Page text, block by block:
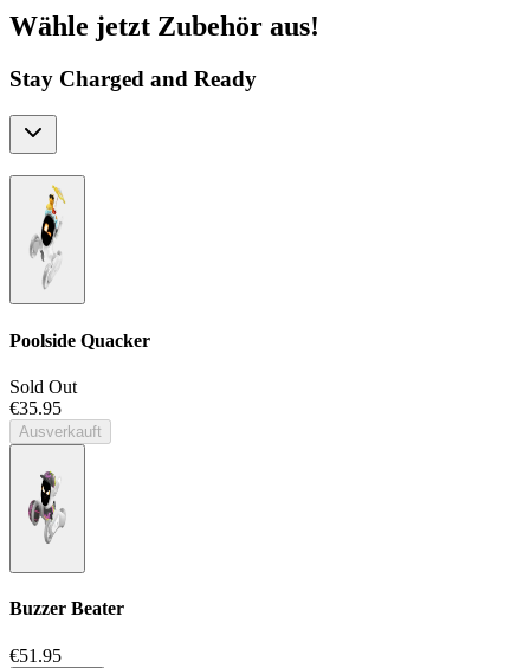
Wähle jetzt Zubehör aus!
Stay Charged and Ready
Poolside Quacker
Sold Out
€35.95
Ausverkauft
Buzzer Beater
€51.95